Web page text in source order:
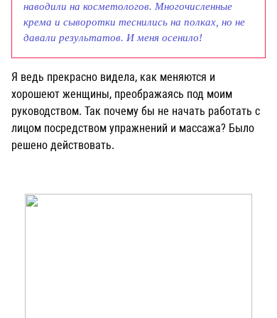
наводили на косметологов. Многочисленные
крема и сыворотки теснились на полках, но не
давали результатов. И меня осенило!
Я ведь прекрасно видела, как меняются и
хорошеют женщины, преображаясь под моим
руководством. Так почему бы не начать работать с
лицом посредством упражнений и массажа? Было
решено действовать.